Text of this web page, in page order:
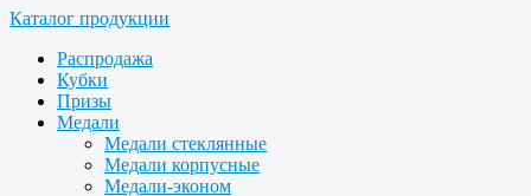
Каталог продукции
Распродажа
Кубки
Призы
Медали
Медали стеклянные
Медали корпусные
Медали-эконом